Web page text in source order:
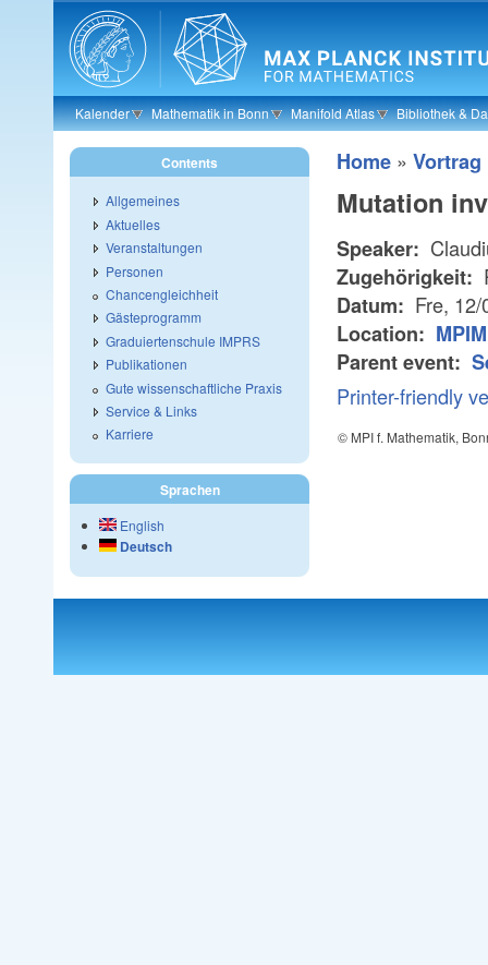
Skip to main content
Kalender Mathematik in Bonn Manifold Atlas Bibliothek &
Home » Vortrag
Mutation
Speaker:
Zugehörigkeit:
Datum: Fre,
Location:
Parent event:
Printer-friendly
© MPI f. Mathematik,
Contents
Allgemeines
Aktuelles
Veranstaltungen
Personen
Chancengleichheit
Gästeprogramm
Graduiertenschule IMPRS
Publikationen
Gute wissenschaftliche Praxis
Service & Links
Karriere
Sprachen
English
Deutsch